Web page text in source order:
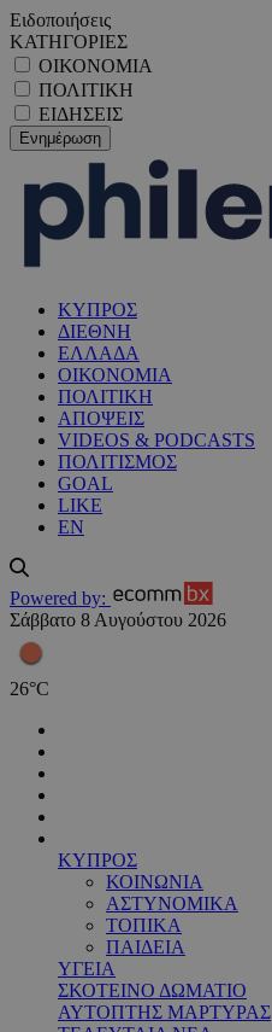
Ειδοποιήσεις
ΚΑΤΗΓΟΡΙΕΣ
ΟΙΚΟΝΟΜΙΑ
ΠΟΛΙΤΙΚΗ
ΕΙΔΗΣΕΙΣ
ΚΥΠΡΟΣ
ΔΙΕΘΝΗ
ΕΛΛΑΔΑ
ΟΙΚΟΝΟΜΙΑ
ΠΟΛΙΤΙΚΗ
ΑΠΟΨΕΙΣ
VIDEOS & PODCASTS
ΠΟΛΙΤΙΣΜΟΣ
GOAL
LIKE
EN
Powered by:
Σάββατο 8 Αυγούστου 2026
26°C
ΚΥΠΡΟΣ
ΚΟΙΝΩΝΙΑ
ΑΣΤΥΝΟΜΙΚΑ
ΤΟΠΙΚΑ
ΠΑΙΔΕΙΑ
ΥΓΕΙΑ
ΣΚΟΤΕΙΝΟ ΔΩΜΑΤΙΟ
ΑΥΤΟΠΤΗΣ ΜΑΡΤΥΡΑΣ